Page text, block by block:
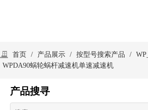
首页 / 产品展示 / 按型号搜索产品 /
WPDA90蜗轮蜗杆减速机单速减速机
产品搜寻